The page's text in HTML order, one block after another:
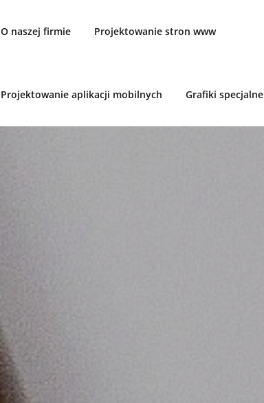
O naszej firmie Projektowanie stron www
Projektowanie aplikacji mobilnych Grafiki specjalne